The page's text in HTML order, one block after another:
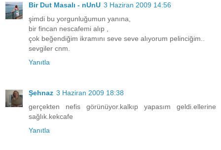
Bir Dut Masalı - nUnU 3 Haziran 2009 14:56
şimdi bu yorgunluğumun yanına,
bir fincan nescafemi alıp ,
çok beğendiğim ikramını seve seve alıyorum pelinciğim..
sevgiler cnm.
Yanıtla
Şehnaz 3 Haziran 2009 18:38
gerçekten nefis görünüyor.kalkıp yapasım geldi.ellerine
sağlık.kekcafe
Yanıtla